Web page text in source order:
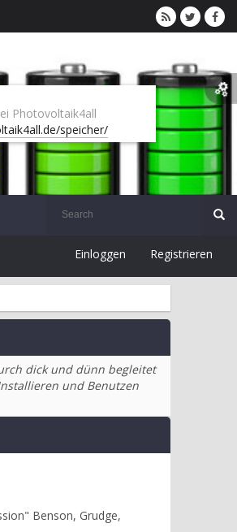
Photovoltaik4all
speicher/
Einloggen Registrieren
dick und dünn begleitet
und Benutzen
Benson, Grudge,